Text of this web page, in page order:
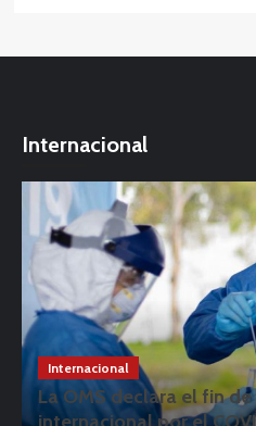
Internacional
Internacional
La OMS declara el fin